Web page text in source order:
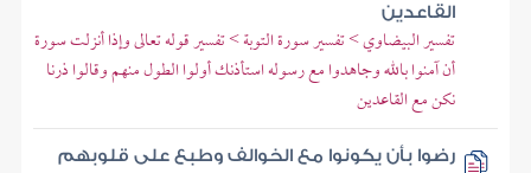
القاعدين
تفسير البيضاوي > تفسير سورة التوبة > تفسير قوله تعالى وإذا أنزلت سورة
أن آمنوا بالله وجاهدوا مع رسوله استأذنك أولوا الطول منهم وقالوا ذرنا
نكن مع القاعدين
رضوا بأن يكونوا مع الخوالف وطبع على قلوبهم